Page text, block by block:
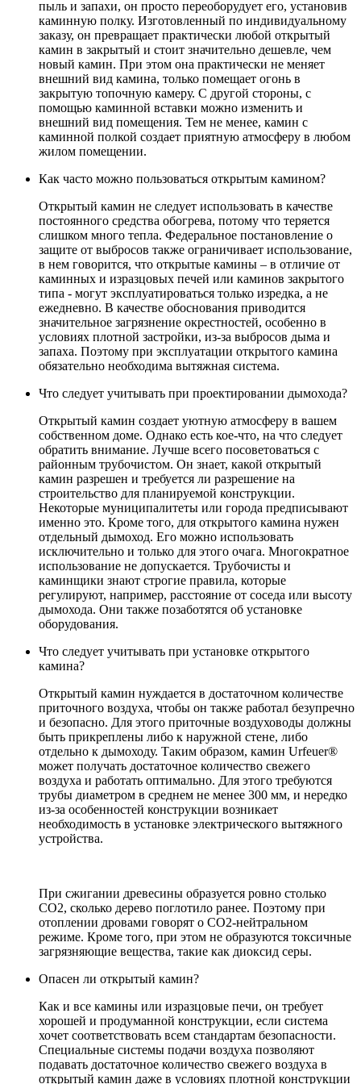
пыль и запахи, он просто переоборудует его, установив
каминную полку. Изготовленный по индивидуальному
заказу, он превращает практически любой открытый
камин в закрытый и стоит значительно дешевле, чем
новый камин. При этом она практически не меняет
внешний вид камина, только помещает огонь в
закрытую топочную камеру. С другой стороны, с
помощью каминной вставки можно изменить и
внешний вид помещения. Тем не менее, камин с
каминной полкой создает приятную атмосферу в любом
жилом помещении.
Как часто можно пользоваться открытым камином?
Открытый камин не следует использовать в качестве
постоянного средства обогрева, потому что теряется
слишком много тепла. Федеральное постановление о
защите от выбросов также ограничивает использование,
в нем говорится, что открытые камины – в отличие от
каминных и изразцовых печей или каминов закрытого
типа - могут эксплуатироваться только изредка, а не
ежедневно. В качестве обоснования приводится
значительное загрязнение окрестностей, особенно в
условиях плотной застройки, из-за выбросов дыма и
запаха. Поэтому при эксплуатации открытого камина
обязательно необходима вытяжная система.
Что следует учитывать при проектировании дымохода?
Открытый камин создает уютную атмосферу в вашем
собственном доме. Однако есть кое-что, на что следует
обратить внимание. Лучше всего посоветоваться с
районным трубочистом. Он знает, какой открытый
камин разрешен и требуется ли разрешение на
строительство для планируемой конструкции.
Некоторые муниципалитеты или города предписывают
именно это. Кроме того, для открытого камина нужен
отдельный дымоход. Его можно использовать
исключительно и только для этого очага. Многократное
использование не допускается. Трубочисты и
каминщики знают строгие правила, которые
регулируют, например, расстояние от соседа или высоту
дымохода. Они также позаботятся об установке
оборудования.
Что следует учитывать при установке открытого
камина?
Открытый камин нуждается в достаточном количестве
приточного воздуха, чтобы он также работал безупречно
и безопасно. Для этого приточные воздуховоды должны
быть прикреплены либо к наружной стене, либо
отдельно к дымоходу. Таким образом, камин Urfeuer®
может получать достаточное количество свежего
воздуха и работать оптимально. Для этого требуются
трубы диаметром в среднем не менее 300 мм, и нередко
из-за особенностей конструкции возникает
необходимость в установке электрического вытяжного
устройства.
При сжигании древесины образуется ровно столько
CO2, сколько дерево поглотило ранее. Поэтому при
отоплении дровами говорят о CO2-нейтральном
режиме. Кроме того, при этом не образуются токсичные
загрязняющие вещества, такие как диоксид серы.
Опасен ли открытый камин?
Как и все камины или изразцовые печи, он требует
хорошей и продуманной конструкции, если система
хочет соответствовать всем стандартам безопасности.
Специальные системы подачи воздуха позволяют
подавать достаточное количество свежего воздуха в
открытый камин даже в условиях плотной конструкции